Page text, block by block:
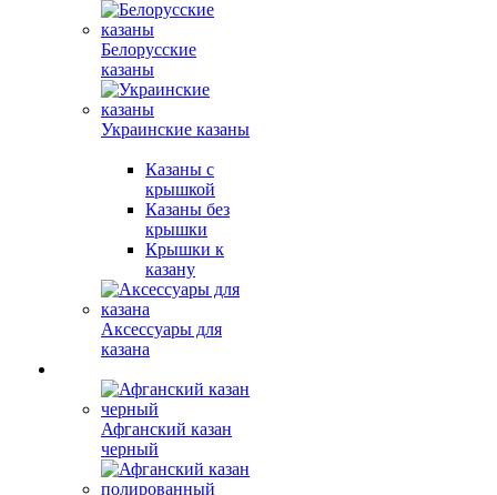
Белорусские
казаны
Украинские казаны
Казаны с
крышкой
Казаны без
крышки
Крышки к
казану
Аксессуары для
казана
Афганский казан
черный